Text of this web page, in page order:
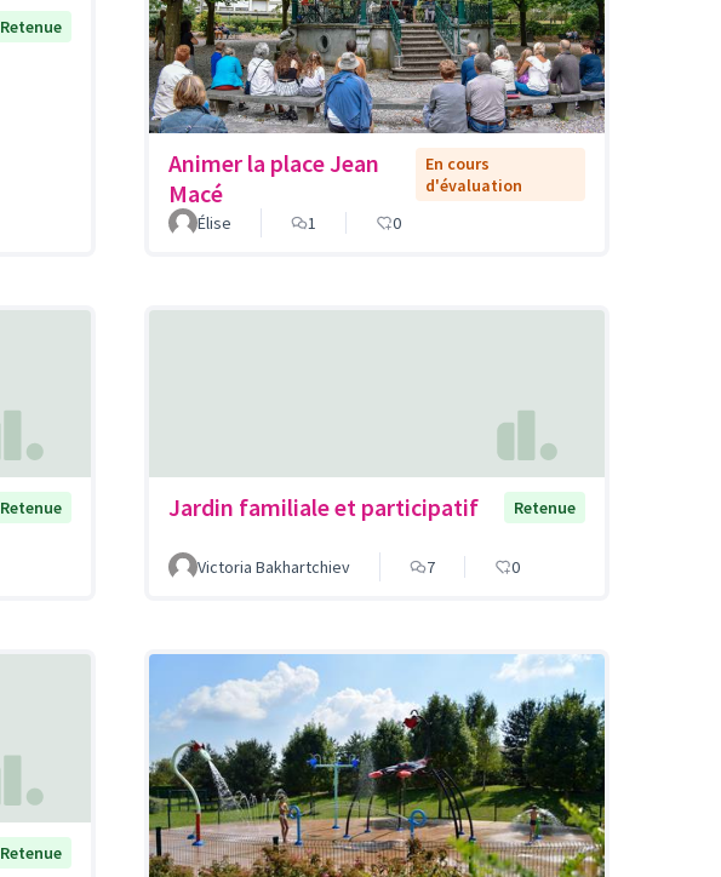
Retenue
Animer la place Jean
Macé
En cours
d'évaluation
Élise
1 0
Retenue Jardin familiale et participatif Retenue
Victoria Bakhartchiev 7 0
Retenue